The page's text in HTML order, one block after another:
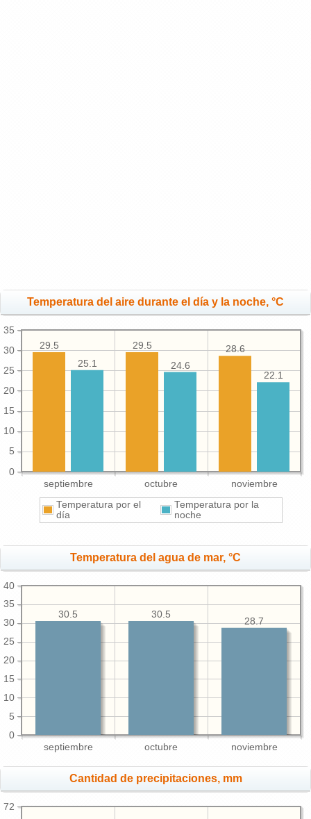
Temperatura del aire durante el día y la noche, °C
septiembre octubre noviembre
0
5
10
15
20
25
30
35
28.6
29.5
29.5
22.1
24.6
25.1
Temperatura por el
día
Temperatura por la
noche
Temperatura del agua de mar, °C
septiembre octubre noviembre
0
5
10
15
20
25
30
35
40
28.7
30.5
30.5
Cantidad de precipitaciones, mm
72